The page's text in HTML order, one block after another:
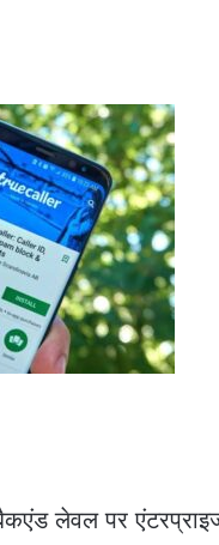
लेवल पर